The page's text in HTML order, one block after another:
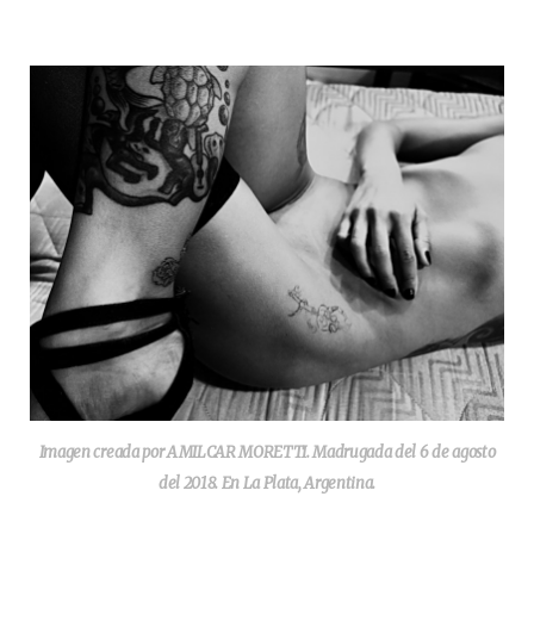
Imagen creada por AMILCAR MORETTI. Madrugada del 6 de agosto
del 2018. En La Plata, Argentina.